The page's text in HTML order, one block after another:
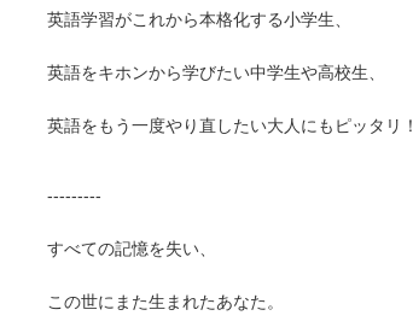
英語学習がこれから本格化する小学生、
英語をキホンから学びたい中学生や高校生、
英語をもう一度やり直したい大人にもピッタリ！
---------
すべての記憶を失い、
この世にまた生まれたあなた。